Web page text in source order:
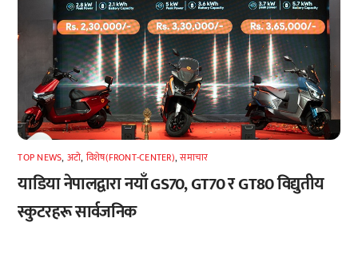
TOP NEWS, अटाे, विशेष(FRONT-CENTER),समाचार
याडिया नेपालद्वारा नयाँ GS70, GT70 र GT80 विद्युतीय
स्कुटरहरू सार्वजनिक